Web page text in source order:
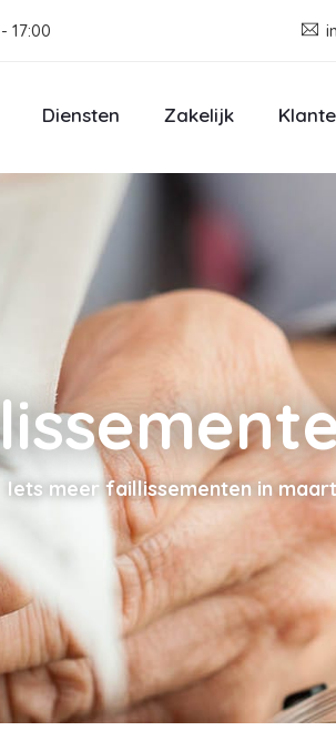
17:00
Diensten Zakelijk
Iets meer faillissementen in maart